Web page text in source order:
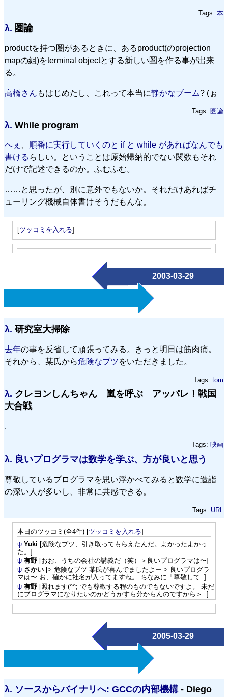
Tags: 本
λ. 圏論
productを持つ圏があるときに、あるproduct(のprojection
mapの組)をterminal objectとする新しい圏を作る事が出来
る。
高橋さん もはじめたし、これって本当に静かなブーム? (ぉ
Tags: 圏論
λ. While program
へぇ
順番に実行していくのと if と while があればなんでも
書ける らしい。ということは原始帰納的でない関数もそれ
だけで記述できるのか。ふむふむ。
……と思ったが、別に意外でもないか。それだけあればチ
ューリング機械自体書けそうだもんな。
[ツッコミを入れる]
2003-03-29
λ. 研究室大掃除
去年の事を反省して頑張ってみる。きっと明日は筋肉痛。
それから、某氏から危険なブツをいただきました。
Tags: tom
λ. クレヨンしんちゃん 嵐を呼ぶ アッパレ！戦国
大合戦
.
Tags: 映画
λ. 良いプログラマは数学を学ぶ、方が良いと思う
尊敬しているプログラマを思い浮かべてみると数学に造詣
の深い人が多いし、非常に共感できる。
Tags: URL
本日のツッコミ(全4件) [ツッコミを入れる]
ψ Yuki [危険なブツ、引き取ってもらえたんだ。よかったよかっ
た。]
ψ 有野[おお、うちの会社の講義だ（笑）＞良いプログラマは〜]
ψ さかい[> 危険なブツ 某氏が喜んでましたよー > 良いプログラ
マは〜 お、確かに社名が入ってますね。 ちなみに「尊敬して..]
ψ 有野[照れます(^^; でも尊敬する程のものでもないですよ。 未だ
にプログラマになりたいのかどうかすら分からんのですから＞..]
2005-03-29
λ. ソースからバイナリへ: GCCの内部機構- Diego